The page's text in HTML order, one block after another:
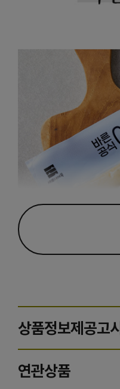
상품정보제공고시
연관상품